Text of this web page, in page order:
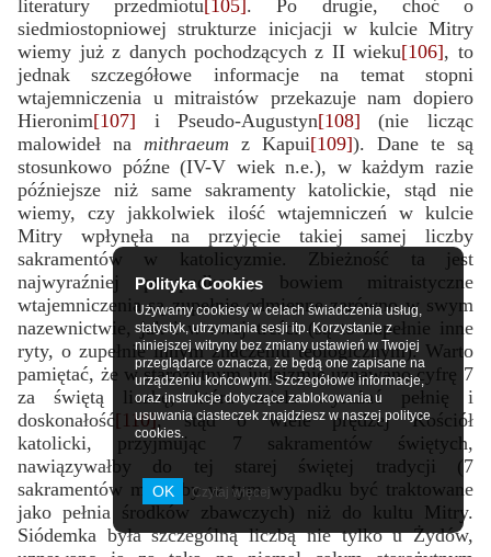
literatury przedmiotu[105]. Po drugie, choć o
siedmiostopniowej strukturze inicjacji w kulcie Mitry
wiemy już z danych pochodzących z II wieku[106], to
jednak szczegółowe informacje na temat stopni
wtajemniczenia u mitraistów przekazuje nam dopiero
Hieronim[107] i Pseudo-Augustyn[108] (nie licząc
malowideł na mithraeum z Kapui[109]). Dane te są
stosunkowo późne (IV-V wiek n.e.), w każdym razie
późniejsze niż same sakramenty katolickie, stąd nie
wiemy, czy jakkolwiek ilość wtajemniczeń w kulcie
Mitry wpłynęła na przyjęcie takiej samej liczby
sakramentów w katolicyzmie. Zbieżność ta jest
najwyraźniej przypadkowa, bowiem mitraistyczne
wtajemniczenia są zupełnie odmienne zarówno w swym
nazewnictwie, jak i w swej treści (są to zupełnie inne
ryty, o zupełnie innym znaczeniu teologicznym). Warto
pamiętać, że w starożytnym judaizmie uznawano cyfrę 7
za świętą liczbę, która miała wyrażać pełnię i
doskonałość[110], stąd o wiele prędzej Kościół
katolicki, przyjmując 7 sakramentów świętych,
nawiązywałby do tej starej świętej tradycji (7
sakramentów mogłoby w tym wypadku być traktowane
jako pełnia środków zbawczych) niż do kultu Mitry.
Siódemka była szczególną liczbą nie tylko u Żydów,
Polityka Cookies
Używamy cookiesy w celach świadczenia usług,
statystyk, utrzymania sesji itp. Korzystanie z
niniejszej witryny bez zmiany ustawień w Twojej
przeglądarce oznacza, że będą one zapisane na
urządzeniu końcowym. Szczegółowe informacje,
oraz instrukcje dotyczące zablokowania u
usuwania ciasteczek znajdziesz w naszej polityce
cookies.
OK Czytaj więcej